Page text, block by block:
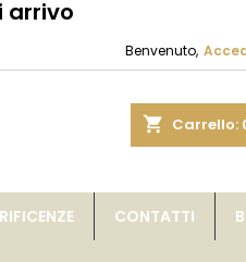
arrivo
Benvenuto,
shopping_cart Carrello:
CONTATTI